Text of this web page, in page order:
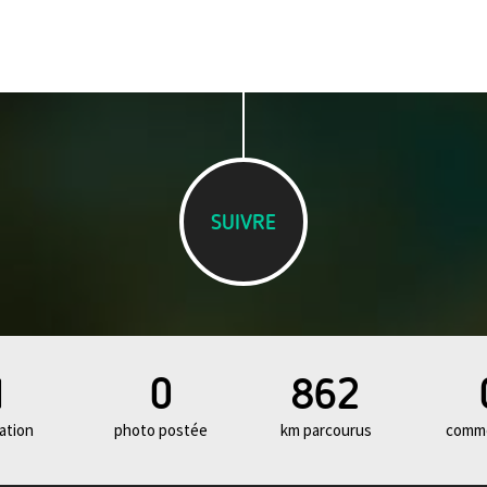
SUIVRE
0
photo postée
862
km parcourus